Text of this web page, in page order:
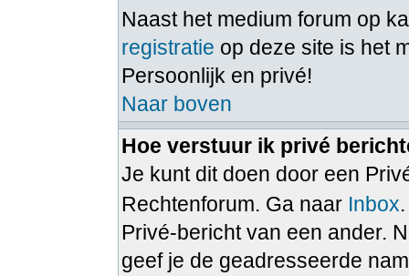
Naast het medium forum op
registratie op deze site is het
Persoonlijk en privé!
Naar boven
Hoe verstuur ik privé
Je kunt dit doen door een
Rechtenforum. Ga naar Inbox
Privé-bericht van een ander.
geef je de geadresseerde